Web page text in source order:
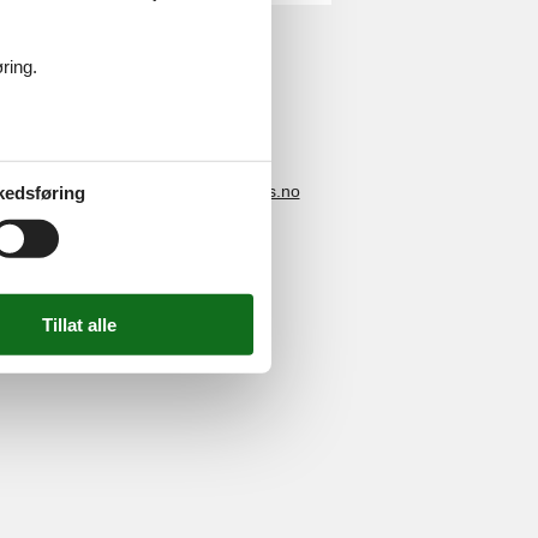
2251-E-post:
info@feline-holidays.no